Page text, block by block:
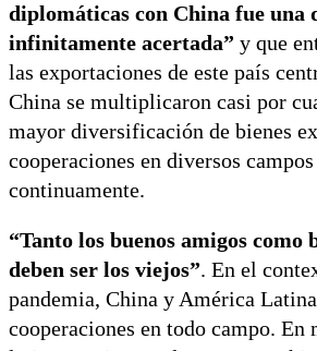
diplomáticas con China fue una
infinitamente acertada” y que
las exportaciones de este país
China se multiplicaron casi por
mayor diversificación de bienes
cooperaciones en diversos
continuamente.
“Tanto los buenos amigos como
deben ser los viejos”. En el
pandemia, China y América
cooperaciones en todo campo. En